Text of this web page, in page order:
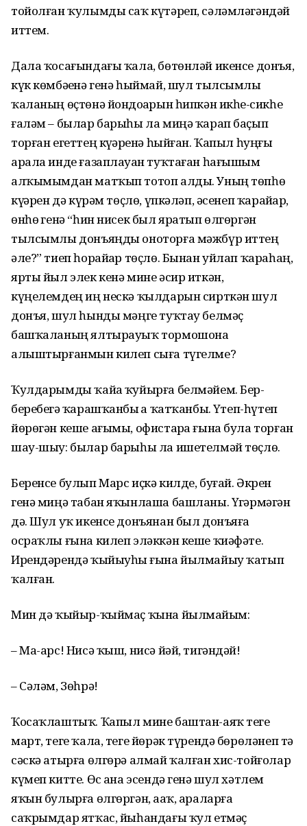
тойолған ҡулымды саҡ күтәреп, сәләмләгәндәй
иттем.
Дала ҡосағындағы ҡала, бөтөнләй икенсе донъя,
күк көмбәҙенә генә һыймай, шул тылсымлы
ҡаланың өҫтөнә йондоҙҙарын һипкән икһеҙ-сикһеҙ
ғаләм – былар барыһы ла миңә ҡарап баҫып
торған егеттең күҙҙәренә һыйған. Ҡапыл һуңғы
арала инде ғазаплауҙан туҡтаған һағышым
алҡымымдан матҡып тотоп алды. Уның төпһөҙ
күҙҙәрен дә күрәм төҫлө, үпкәләп, әсенеп ҡарайҙар,
өнһөҙ генә “һин нисек был яратып өлгөргән
тылсымлы донъяңды оноторға мәжбүр иттең
әле?” тиеп һорайҙар төҫлө. Бынан уйлап ҡараһаң,
ярты йыл элек кенә мине әсир иткән,
күңелемдең иң нескә ҡылдарын сирткән шул
донъя, шул һынды мәңге туҡтау белмәҫ
башҡаланың ялтырауыҡ тормошона
алыштырғанмын килеп сыға түгелме?
Ҡулдарымды ҡайҙа ҡуйырға белмәйем. Бер-
беребеҙгә ҡарашҡанбыҙ ҙа ҡатҡанбыҙ. Үтеп-һүтеп
йөрөгән кеше ағымы, офистарҙа ғына була торған
шау-шыу: былар барыһы ла ишетелмәй төҫлө.
Беренсе булып Марс иҫкә килде, буғай. Әкрен
генә миңә табан яҡынлаша башланы. Үҙгәрмәгән
дә. Шул уҡ икенсе донъянан был донъяға
осраҡлы ғына килеп эләккән кеше ҡиәфәте.
Ирендәрендә ҡыйыуһыҙ ғына йылмайыу ҡатып
ҡалған.
Мин дә ҡыйыр-ҡыймаҫ ҡына йылмайҙым:
– Ма-арс! Нисә ҡыш, нисә йәй, тигәндәй!
– Сәләм, Зөһрә!
Ҡосаҡлаштыҡ. Ҡапыл мине баштан-аяҡ теге
март, теге ҡала, теге йөрәк түрендә бөрөләнеп тә
сәскә атырға өлгөрә алмай ҡалған хис-тойғолар
күмеп китте. Өс аҙна эсендә генә шул хәтлем
яҡын булырға өлгөргән, аҙаҡ, араларға
саҡрымдар ятҡас, йыһандағы ҡул етмәҫ